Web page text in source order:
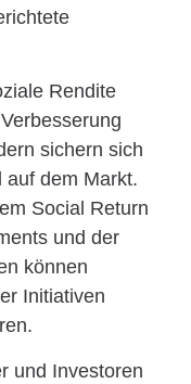
Rendite
sichern sich
auf dem Markt.
Social Return
und der
können
Initiativen
und Investoren